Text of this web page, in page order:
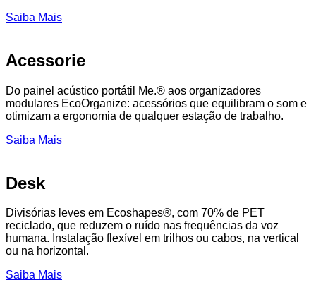
Saiba Mais
Acessorie
Do painel acústico portátil Me.® aos organizadores
modulares EcoOrganize: acessórios que equilibram o som e
otimizam a ergonomia de qualquer estação de trabalho.
Saiba Mais
Desk
Divisórias leves em Ecoshapes®, com 70% de PET
reciclado, que reduzem o ruído nas frequências da voz
humana. Instalação flexível em trilhos ou cabos, na vertical
ou na horizontal.
Saiba Mais